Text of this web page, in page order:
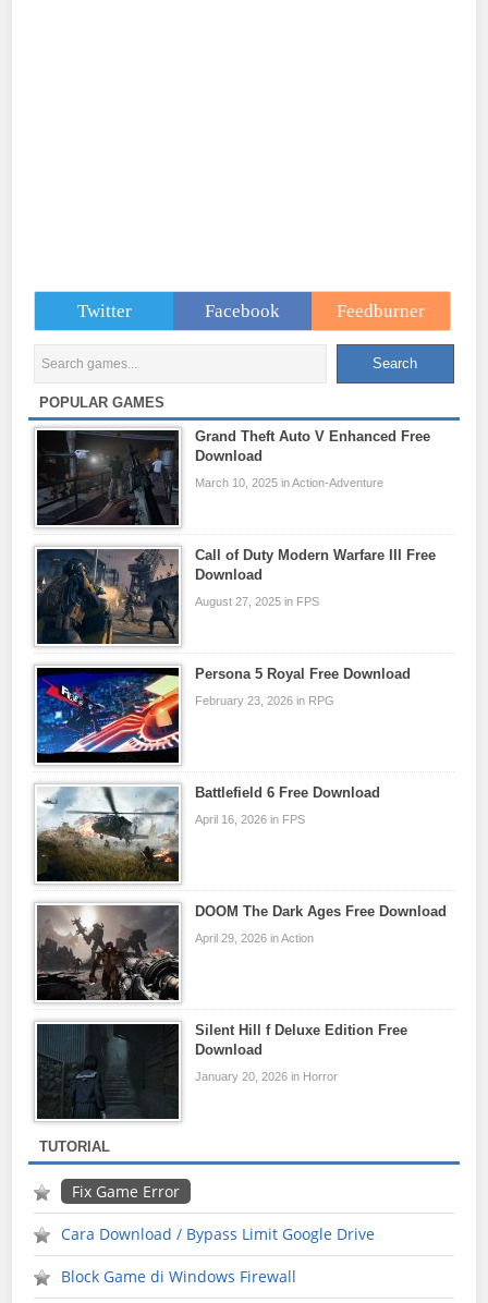
Twitter Facebook Feedburner
POPULAR GAMES
Grand Theft Auto V Enhanced Free
Download
March 10, 2025 in Action-Adventure
Call of Duty Modern Warfare III Free
Download
August 27, 2025 in FPS
Persona 5 Royal Free Download
February 23, 2026 in RPG
Battlefield 6 Free Download
April 16, 2026 in FPS
DOOM The Dark Ages Free Download
April 29, 2026 in Action
Silent Hill f Deluxe Edition Free
Download
January 20, 2026 in Horror
TUTORIAL
Fix Game Error
Cara Download / Bypass Limit Google Drive
Block Game di Windows Firewall